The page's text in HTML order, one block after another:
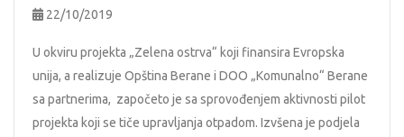
22/10/2019
U okviru projekta „Zelena ostrva“ koji finansira Evropska
unija, a realizuje Opština Berane i DOO „Komunalno“ Berane
sa partnerima, započeto je sa sprovođenjem aktivnosti pilot
projekta koji se tiče upravljanja otpadom. Izvšena je podjela